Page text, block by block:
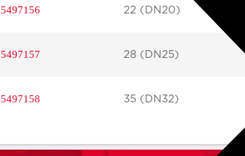
5497156 22 (DN20)
5497157 28 (DN25)
5497158 35 (DN32)